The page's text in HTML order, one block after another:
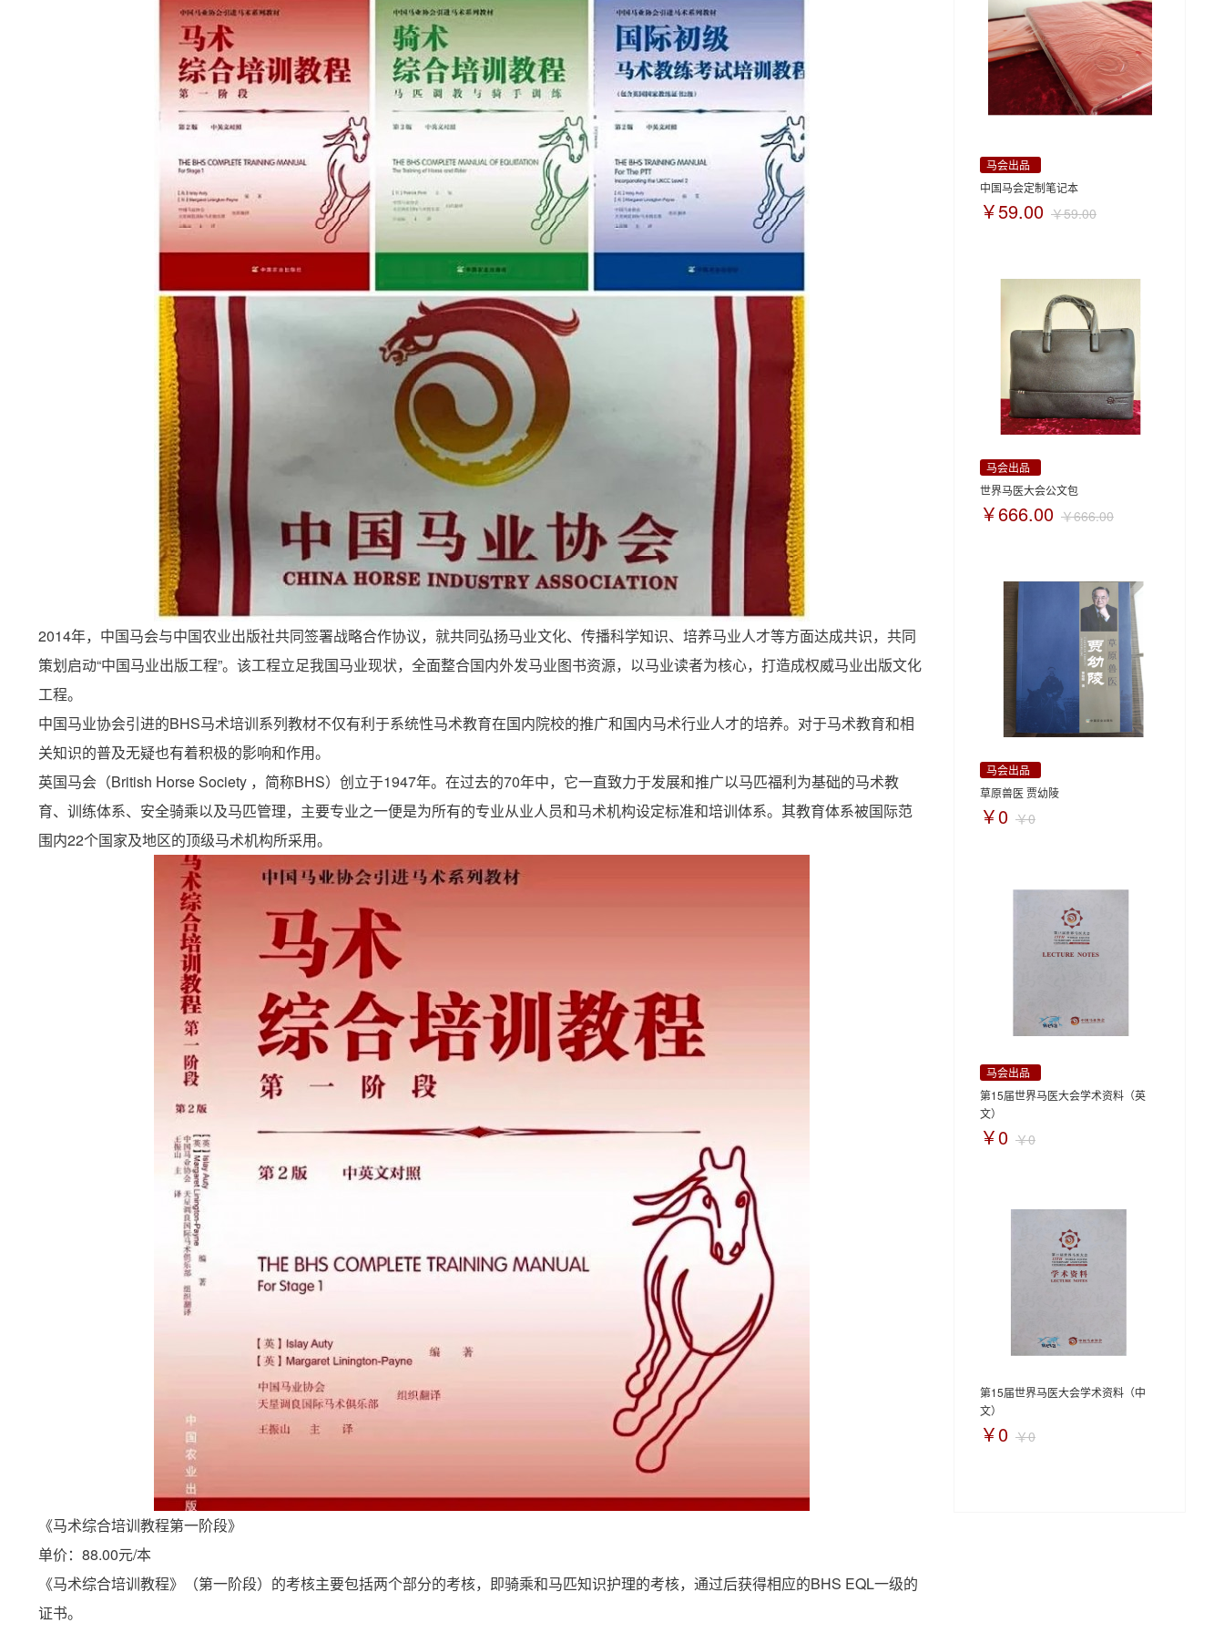
2014年，中国马会与中国农业出版社共同签署战略合作协议，就共同弘扬马业文化、传播科学知识、培养马业人才等方面达成共识，共同
策划启动“中国马业出版工程”。该工程立足我国马业现状，全面整合国内外发马业图书资源，以马业读者为核心，打造成权威马业出版文化
工程。
中国马业协会引进的BHS马术培训系列教材不仅有利于系统性马术教育在国内院校的推广和国内马术行业人才的培养。对于马术教育和相
关知识的普及无疑也有着积极的影响和作用。
英国马会（British Horse Society ，简称BHS）创立于1947年。在过去的70年中，它一直致力于发展和推广以马匹福利为基础的马术教
育、训练体系、安全骑乘以及马匹管理，主要专业之一便是为所有的专业从业人员和马术机构设定标准和培训体系。其教育体系被国际范
围内22个国家及地区的顶级马术机构所采用。
《马术综合培训教程第一阶段》
单价：88.00元/本
《马术综合培训教程》（第一阶段）的考核主要包括两个部分的考核，即骑乘和马匹知识护理的考核，通过后获得相应的BHS EQL一级的
证书。
马会出品
中国马会定制笔记本
￥59.00 ￥59.00
马会出品
世界马医大会公文包
￥666.00 ￥666.00
马会出品
草原兽医 贾幼陵
￥0 ￥0
马会出品
第15届世界马医大会学术资料（英
文）
￥0 ￥0
第15届世界马医大会学术资料（中
文）
￥0 ￥0